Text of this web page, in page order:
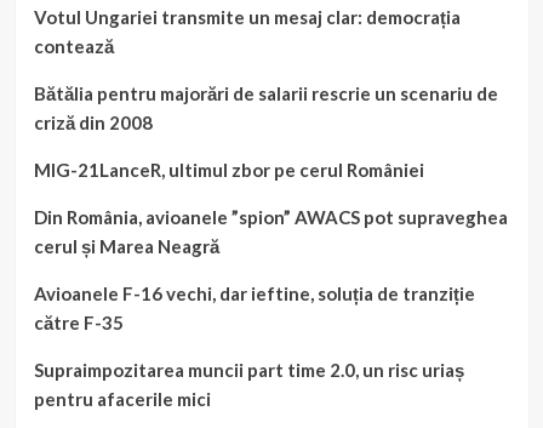
compromis
necesar
Votul Ungariei transmite un mesaj clar: democrația
contează
Bătălia pentru majorări de salarii rescrie un scenariu de
criză din 2008
MIG-21LanceR, ultimul zbor pe cerul României
Din România, avioanele ”spion” AWACS pot supraveghea
cerul și Marea Neagră
Avioanele F-16 vechi, dar ieftine, soluția de tranziție
către F-35
Supraimpozitarea muncii part time 2.0, un risc uriaș
pentru afacerile mici